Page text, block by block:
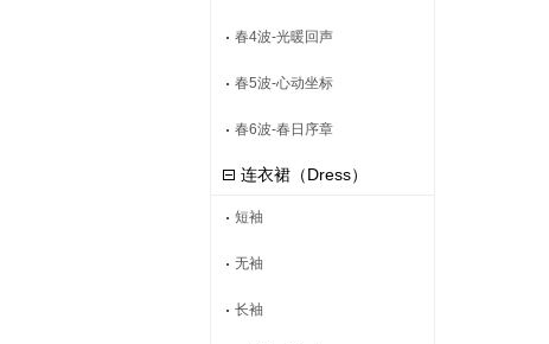
春4波-光暖回声
春5波-心动坐标
春6波-春日序章
连衣裙（Dress）
短袖
无袖
长袖